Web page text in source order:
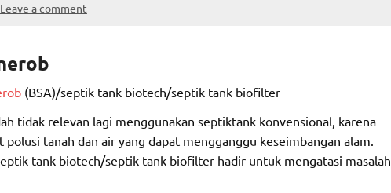
Leave a comment
(BSA)/septik tank biotech/septik tank biofilter
tidak relevan lagi menggunakan septiktank konvensional, karena
tanah dan air yang dapat mengganggu keseimbangan alam.
tank biotech/septik tank biofilter hadir untuk mengatasi masalah